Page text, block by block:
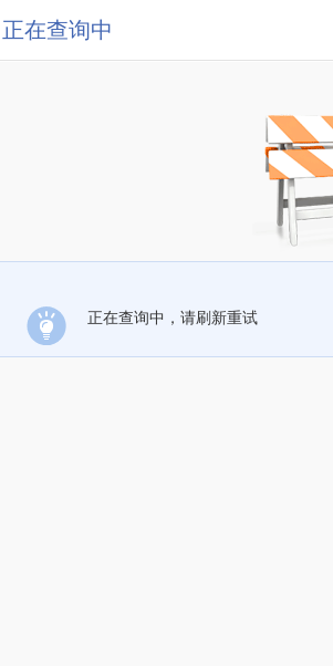
正在查询中
正在查询中，请刷新重试